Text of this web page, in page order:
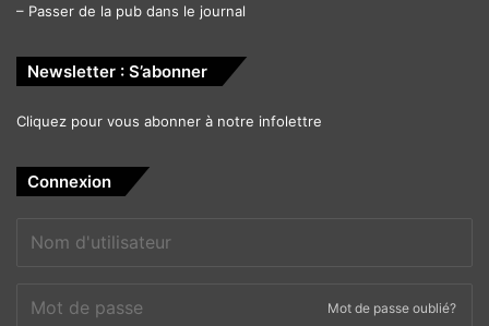
– Passer de la pub dans le journal
Newsletter : S’abonner
Cliquez pour vous abonner à notre infolettre
Connexion
Mot de passe oublié?